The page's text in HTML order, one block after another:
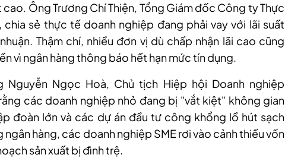
cao. Ông Trương Chí Thiện, Tổng Giám đốc Công ty Thực
chia sẻ thực tế doanh nghiệp đang phải vay với lãi suất
Thậm chí, nhiều đơn vị dù chấp nhận lãi cao cũng
vì ngân hàng thông báo hết hạn mứctín dụng.
Nguyễn Ngọc Hoà, Chủ tịch Hiệp hội Doanh nghiệp
các doanh nghiệp nhỏ đang bị "vắt kiệt" không gian
đoàn lớn và các dự án đầu tư công khổng lồ hút sạch
hàng, các doanh nghiệp SME rơi vào cảnh thiếu vốn
sản xuất bị đình trệ.